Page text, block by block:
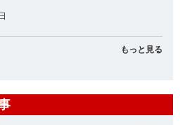
もっと見る